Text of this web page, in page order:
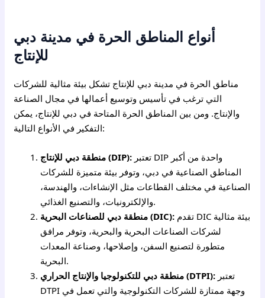
أنواع المناطق الحرة في مدينة دبي
للإنتاج
مناطق الحرة في مدينة دبي للإنتاج تشكل بيئة مثالية للشركات
التي ترغب في تأسيس وتوسيع أعمالها في مجال الصناعة
والإنتاج. ومن بين المناطق الحرة المتاحة في دبي للإنتاج، يمكن
التفكير في الأنواع التالية:
منطقة دبي للإنتاج (DIP):
المناطق الصناعية في دبي، وتوفر بيئة متميزة للشركات
الصناعية في مختلف القطاعات مثل الإنشاءات، والهندسة،
والإلكترونيات، والتصنيع الغذائي.
منطقة دبي للصناعات البحرية (DIC):
لشركات الصناعات البحرية والبحرية، وتوفر مرافق
متطورة لتصنيع السفن، وإصلاحها، وصناعة المعدات
البحرية.
منطقة دبي للتكنولوجيا والإنتاج الحراري (DTPI):
DTPI وجهة ممتازة للشركات التكنولوجية والتي تعمل في